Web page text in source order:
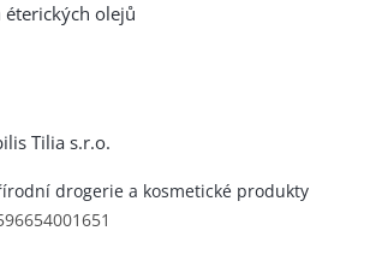
olejů
Tilia s.r.o.
drogerie a kosmetické produkty